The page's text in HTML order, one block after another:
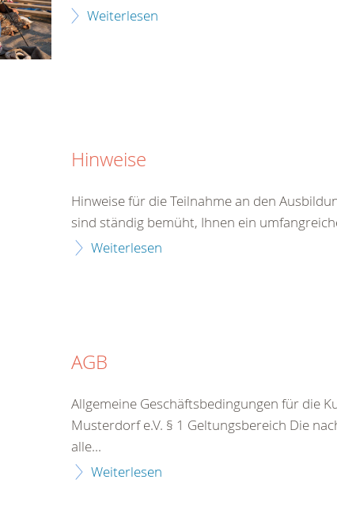
Weiterlesen
Hinweise
Hinweise für die Teilnahme an den
sind ständig bemüht, Ihnen ein
Weiterlesen
AGB
Allgemeine Geschäftsbedingungen für die
Musterdorf e.V. § 1 Geltungsbereich Die
alle...
Weiterlesen